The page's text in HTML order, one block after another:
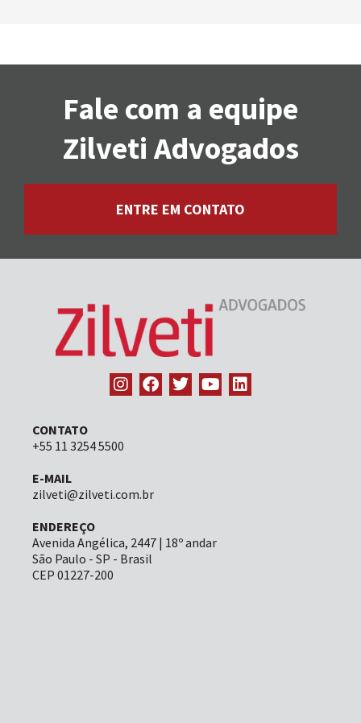
Fale com a equipe
Zilveti Advogados
ENTRE EM CONTATO
CONTATO
+55 11 3254 5500
E-MAIL
zilveti@zilveti.com.br
ENDEREÇO
Avenida Angélica, 2447 | 18º andar
São Paulo - SP - Brasil
CEP 01227-200